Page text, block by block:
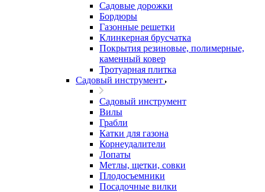
Садовые дорожки
Бордюры
Газонные решетки
Клинкерная брусчатка
Покрытия резиновые, полимерные,
каменный ковер
Тротуарная плитка
Садовый инструмент
Садовый инструмент
Вилы
Грабли
Катки для газона
Корнеудалители
Лопаты
Метлы, щетки, совки
Плодосъемники
Посадочные вилки